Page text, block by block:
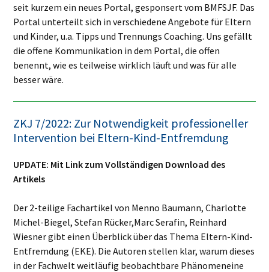
seit kurzem ein neues Portal, gesponsert vom BMFSJF. Das
Portal unterteilt sich in verschiedene Angebote für Eltern
und Kinder, u.a. Tipps und Trennungs Coaching. Uns gefällt
die offene Kommunikation in dem Portal, die offen
benennt, wie es teilweise wirklich läuft und was für alle
besser wäre.
ZKJ 7/2022: Zur Notwendigkeit professioneller
Intervention bei Eltern-Kind-Entfremdung
UPDATE: Mit Link zum Vollständigen Download des
Artikels
Der 2-teilige Fachartikel von Menno Baumann, Charlotte
Michel-Biegel, Stefan Rücker,Marc Serafin, Reinhard
Wiesner gibt einen Überblick über das Thema Eltern-Kind-
Entfremdung (EKE). Die Autoren stellen klar, warum dieses
in der Fachwelt weitläufig beobachtbare Phänomeneine